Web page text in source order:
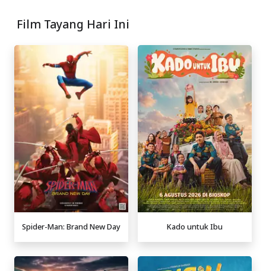
Film Tayang Hari Ini
Spider-Man: Brand New Day Kado untuk Ibu